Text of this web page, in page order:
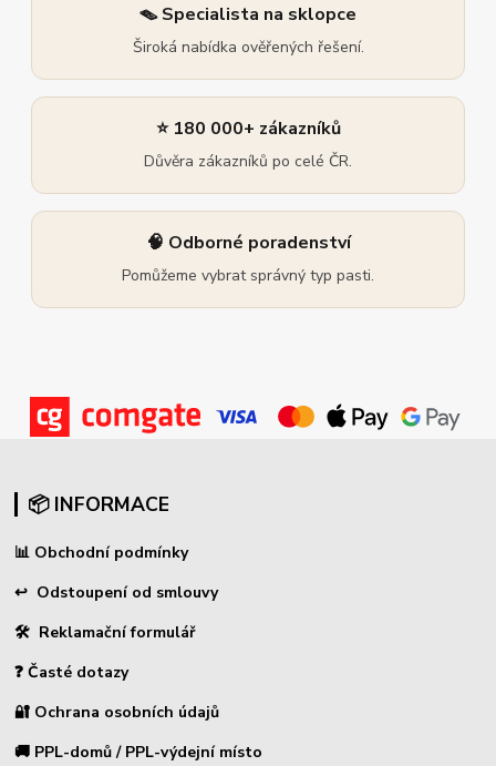
🪤 Specialista na sklopce
Široká nabídka ověřených řešení.
⭐ 180 000+ zákazníků
Důvěra zákazníků po celé ČR.
🧠 Odborné poradenství
Pomůžeme vybrat správný typ pasti.
📦 INFORMACE
📊 Obchodní podmínky
↩ Odstoupení od smlouvy
🛠 Reklamační formulář
❓ Časté dotazy
🔐 Ochrana osobních údajů
🚚 PPL-domů / PPL-výdejní místo